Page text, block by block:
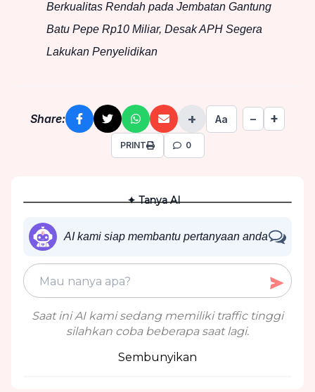
Berkualitas Rendah pada Jembatan Gantung
Batu Pepe Rp10 Miliar, Desak APH Segera
Lakukan Penyelidikan
Share: + Aa − +
PRINT 0
✦ Tanya AI
AI kami siap membantu pertanyaan anda
Saat ini AI kami sedang memiliki traffic tinggi
silahkan coba beberapa saat lagi.
Sembunyikan